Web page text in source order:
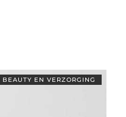
BEAUTY EN VERZORGING